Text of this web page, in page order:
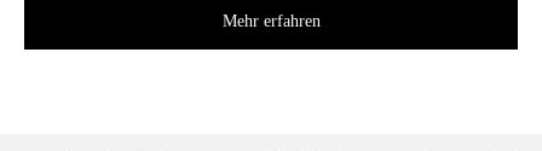
Mehr erfahren